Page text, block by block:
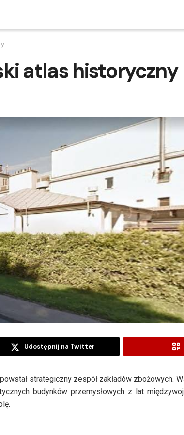
atlas historyczny
Udostępnij na Twitter
strategiczny zespół zakładów zbożowych.
budynków przemysłowych z lat